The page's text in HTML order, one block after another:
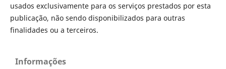
usados exclusivamente para os serviços prestados por esta
publicação, não sendo disponibilizados para outras
finalidades ou a terceiros.
Informações